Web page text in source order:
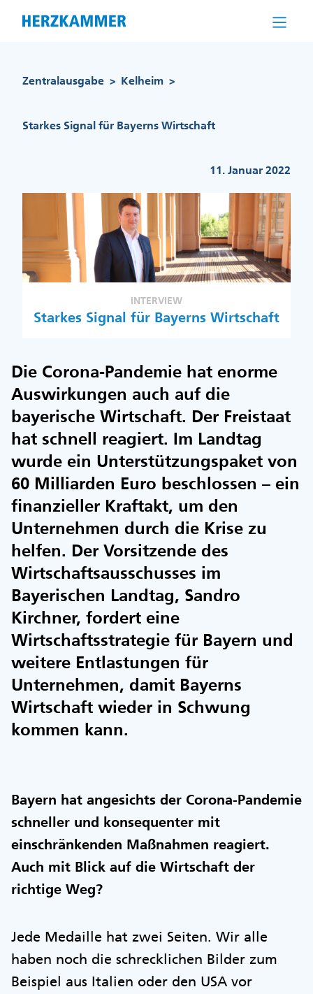
Zentralausgabe > Kelheim >
Starkes Signal für Bayerns Wirtschaft
11. Januar 2022
INTERVIEW
Starkes Signal für Bayerns Wirtschaft
Die Corona-Pandemie hat enorme
Auswirkungen auch auf die
bayerische Wirtschaft. Der Freistaat
hat schnell reagiert. Im Landtag
wurde ein Unterstützungspaket von
60 Milliarden Euro beschlossen – ein
finanzieller Kraftakt, um den
Unternehmen durch die Krise zu
helfen. Der Vorsitzende des
Wirtschaftsausschusses im
Bayerischen Landtag, Sandro
Kirchner, fordert eine
Wirtschaftsstrategie für Bayern und
weitere Entlastungen für
Unternehmen, damit Bayerns
Wirtschaft wieder in Schwung
kommen kann.
Bayern hat angesichts der Corona-Pandemie
schneller und konsequenter mit
einschränkenden Maßnahmen reagiert.
Auch mit Blick auf die Wirtschaft der
richtige Weg?
Jede Medaille hat zwei Seiten. Wir alle
haben noch die schrecklichen Bilder zum
Beispiel aus Italien oder den USA vor